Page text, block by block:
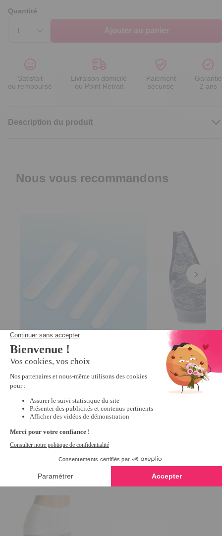
Quantité
Ajouter au panier
Satisfait
ou remboursé
Livraison domicile
ou Point Retrait
Paiement
sécurisé
Garantie
2 ans
Description du produit
Nous vous recommandons
Lot de 2 paires antiglisse bretelles
3.8/5- 60
6,99 €
Lot de 3
Bleu, blanc, beige
4/5-
19,99 €
Derniers articles consultés